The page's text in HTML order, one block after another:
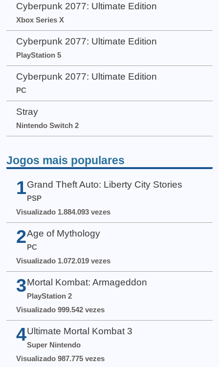
Cyberpunk 2077: Ultimate Edition
Xbox Series X
Cyberpunk 2077: Ultimate Edition
PlayStation 5
Cyberpunk 2077: Ultimate Edition
PC
Stray
Nintendo Switch 2
Jogos mais populares
1 Grand Theft Auto: Liberty City Stories
PSP
Visualizado 1.884.093 vezes
2 Age of Mythology
PC
Visualizado 1.072.019 vezes
3 Mortal Kombat: Armageddon
PlayStation 2
Visualizado 999.542 vezes
4 Ultimate Mortal Kombat 3
Super Nintendo
Visualizado 987.775 vezes